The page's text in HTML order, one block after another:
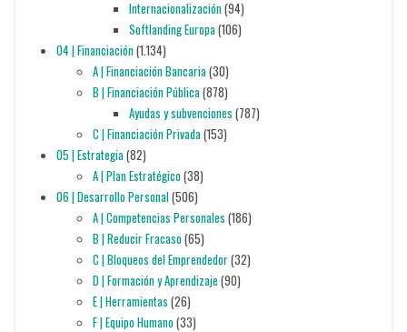
Internacionalización(94)
Softlanding Europa(106)
04 | Financiación(1.134)
A | Financiación Bancaria(30)
B | Financiación Pública(878)
Ayudas y subvenciones (787)
C | Financiación Privada(153)
05 | Estrategia(82)
A | Plan Estratégico(38)
06 | Desarrollo Personal(506)
A | Competencias Personales (186)
B | Reducir Fracaso(65)
C | Bloqueos del Emprendedor(32)
D | Formación y Aprendizaje (90)
E | Herramientas (26)
F | Equipo Humano(33)